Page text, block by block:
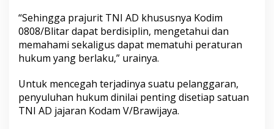
“Sehingga prajurit TNI AD khususnya Kodim
0808/Blitar dapat berdisiplin, mengetahui dan
memahami sekaligus dapat mematuhi peraturan
hukum yang berlaku,” urainya.
Untuk mencegah terjadinya suatu pelanggaran,
penyuluhan hukum dinilai penting disetiap satuan
TNI AD jajaran Kodam V/Brawijaya.